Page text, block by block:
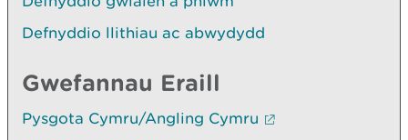
Defnyddio llithiau ac abwydydd
Gwefannau Eraill
Pysgota Cymru/Angling Cymru